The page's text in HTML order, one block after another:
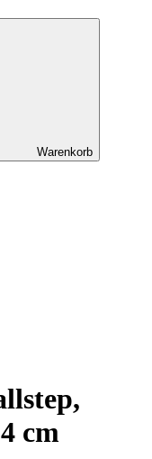
Warenkorb
cm